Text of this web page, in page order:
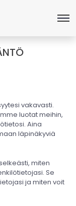
vakavasti.
luotat meihin,
Aina
läpinäkyviä
miten
Se
ja miten voit